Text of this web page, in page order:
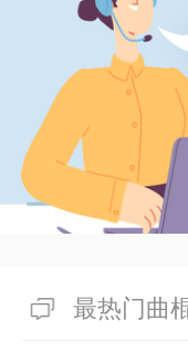
最热门曲